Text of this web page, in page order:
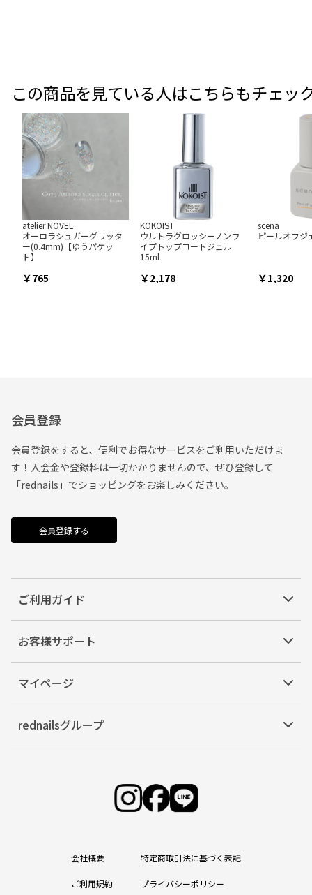
この商品を見ている人はこちらもチェッ
atelier NOVEL
オーロラシュガーグリッタ
ー(0.4mm)【ゆうパケッ
ト】
765
KOKOIST
ウルトラグロッシーノンワ
イプトップコートジェル
15ml
2,178
scena
ピールオフジ
1,320
会員登録
会員登録をすると、便利でお得なサービスをご利用いただけま
す！入会金や登録料は一切かかりませんので、ぜひ登録して
「rednails」でショッピングをお楽しみください。
会員登録する
ご利用ガイド
お客様サポート
マイページ
rednailsグループ
会社概要 特定商取引法に基づく表記
ご利用規約 プライバシーポリシー